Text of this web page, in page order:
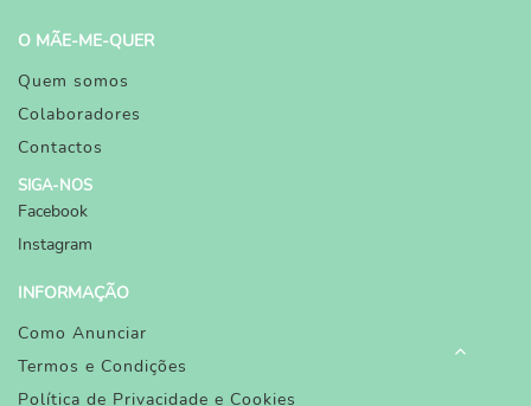
O MÃE-ME-QUER
Quem somos
Colaboradores
Contactos
SIGA-NOS
Facebook
Instagram
INFORMAÇÃO
Como Anunciar
Termos e Condições
Política de Privacidade e Cookies